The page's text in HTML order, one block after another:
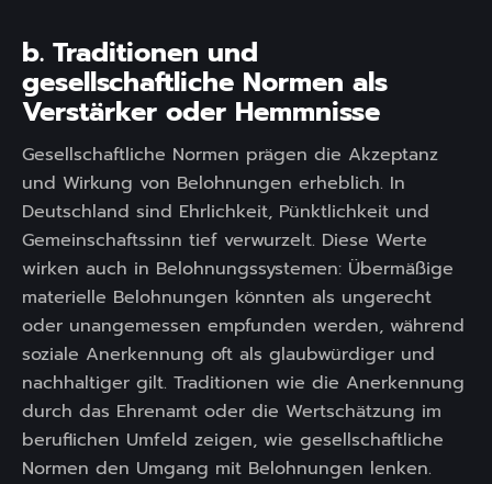
b. Traditionen und
gesellschaftliche Normen als
Verstärker oder Hemmnisse
Gesellschaftliche Normen prägen die Akzeptanz
und Wirkung von Belohnungen erheblich. In
Deutschland sind Ehrlichkeit, Pünktlichkeit und
Gemeinschaftssinn tief verwurzelt. Diese Werte
wirken auch in Belohnungssystemen: Übermäßige
materielle Belohnungen könnten als ungerecht
oder unangemessen empfunden werden, während
soziale Anerkennung oft als glaubwürdiger und
nachhaltiger gilt. Traditionen wie die Anerkennung
durch das Ehrenamt oder die Wertschätzung im
beruflichen Umfeld zeigen, wie gesellschaftliche
Normen den Umgang mit Belohnungen lenken.